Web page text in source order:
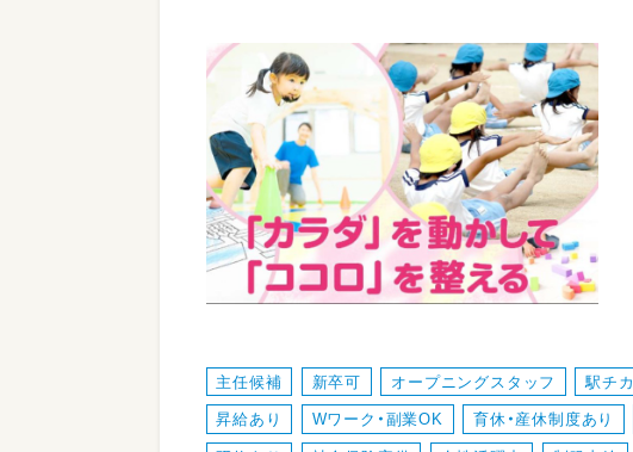
主任候補 新卒可 オープニングスタッフ 駅チカ
昇給あり Wワーク・副業OK 育休・産休制度あり